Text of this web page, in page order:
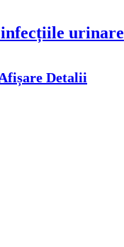
infecțiile urinare
Detalii